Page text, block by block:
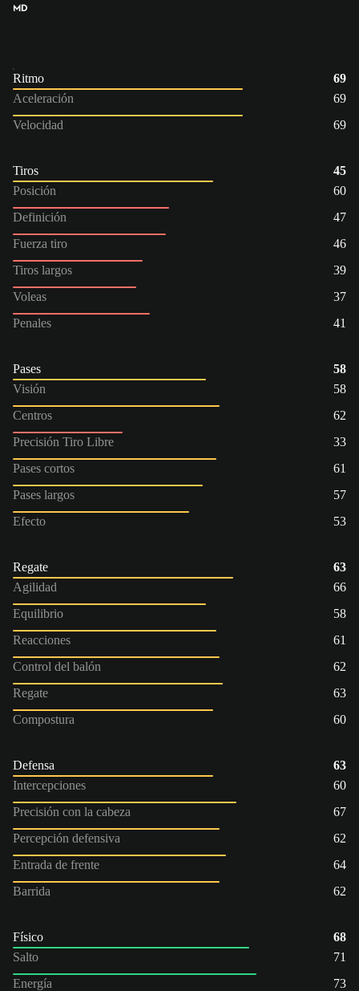
MD
Ritmo
69
Aceleración
69
Velocidad
69
Tiros
45
Posición
60
Definición
47
Fuerza tiro
46
Tiros largos
39
Voleas
37
Penales
41
Pases
58
Visión
58
Centros
62
Precisión Tiro Libre
33
Pases cortos
61
Pases largos
57
Efecto
53
Regate
63
Agilidad
66
Equilibrio
58
Reacciones
61
Control del balón
62
Regate
63
Compostura
60
Defensa
63
Intercepciones
60
Precisión con la cabeza
67
Percepción defensiva
62
Entrada de frente
64
Barrida
62
Físico
68
Salto
71
Energía
73